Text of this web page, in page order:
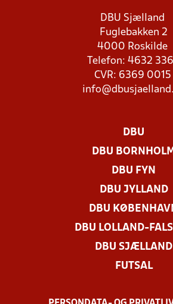
DBU Sjælland
Fuglebakken 2
4000 Roskilde
Telefon: 4632
CVR: 6369 0015
DBU
DBU BORNHOLM
DBU FYN
DBU JYLLAND
DBU
DBU LOLLAND-
DBU SJÆLLAND
FUTSAL